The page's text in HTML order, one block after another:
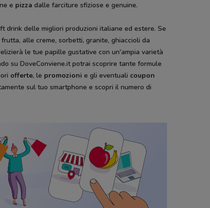
e pizza dalle farciture sfiziose e genuine.
drink delle migliori produzioni italiane ed estere. Se
alle creme, sorbetti, granite, ghiaccioli da
le tue papille gustative con un'ampia varietà
su DoveConviene.it potrai scoprire tante formule
offerte, le promozioni e gli eventuali coupon
sul tuo smartphone e scopri il numero di